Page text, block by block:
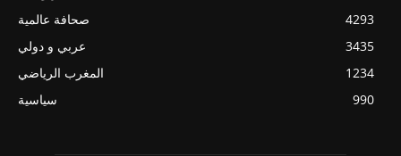
صحافة عالمية
4293
عربي و دولي
3435
المغرب الرياضي
1234
سياسية
990